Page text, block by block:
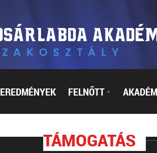
EREDMÉNYEK FELNŐTT ▼
TÁMOGATÁS